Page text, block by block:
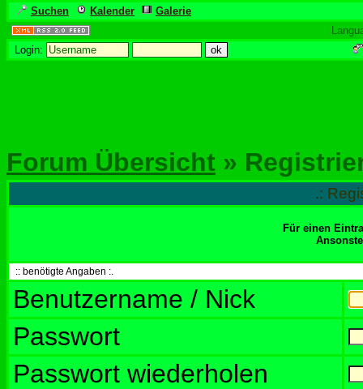
Suchen Kalender
Galerie
Login:
Forum Übersicht »
.:
Für einen
:: benötigte Angaben :.
Benutzername / Nick
Passwort
Passwort wiederholen